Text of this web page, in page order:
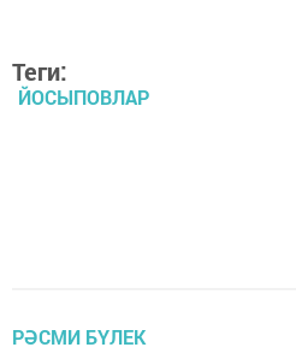
Теги:
ЙОСЫПОВЛАР
РӘСМИ БҮЛЕК